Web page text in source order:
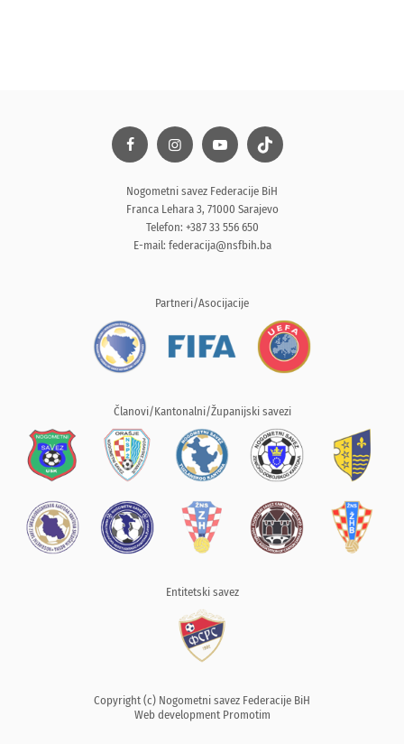
Nogometni savez Federacije BiH
Franca Lehara 3, 71000 Sarajevo
Telefon: +387 33 556 650
E-mail: federacija@nsfbih.ba
Partneri/Asocijacije
Članovi/Kantonalni/Županijski savezi
Entitetski savez
Copyright (c) Nogometni savez Federacije BiH
Web development Promotim